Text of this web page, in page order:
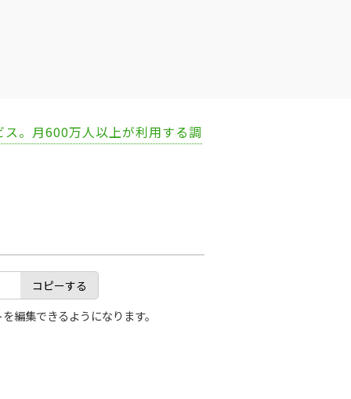
。月600万人以上が利用する調
コピーする
編集できるようになります。